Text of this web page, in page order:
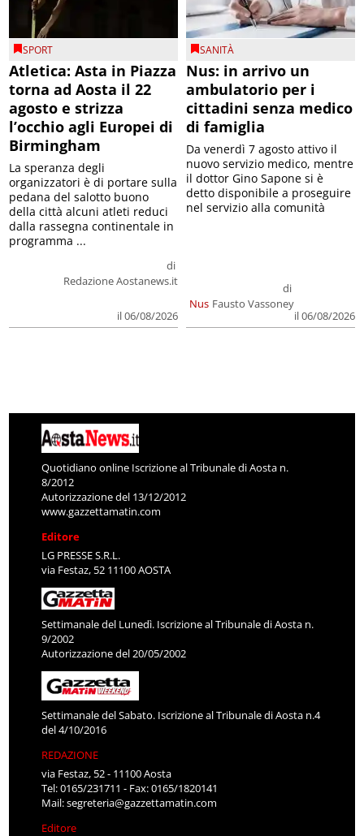
SPORT
Atletica: Asta in Piazza
torna ad Aosta il 22
agosto e strizza
l’occhio agli Europei di
Birmingham
di
Redazione Aostanews.it
il 06/08/2026
La speranza degli
organizzatori è di portare sulla
pedana del salotto buono
della città alcuni atleti reduci
dalla rassegna continentale in
programma ...
SANITÀ
Nus: in arrivo un
ambulatorio per i
cittadini senza medico
di famiglia
Nus
di
Fausto Vassoney
il 06/08/2026
Da venerdì 7 agosto attivo il
nuovo servizio medico, mentre
il dottor Gino Sapone si è
detto disponibile a proseguire
nel servizio alla comunità
Quotidiano online Iscrizione al Tribunale di Aosta n.
8/2012
Autorizzazione del 13/12/2012
www.gazzettamatin.com
Editore
LG PRESSE S.R.L.
via Festaz, 52 11100 AOSTA
Settimanale del Lunedì. Iscrizione al Tribunale di Aosta n.
9/2002
Autorizzazione del 20/05/2002
Settimanale del Sabato. Iscrizione al Tribunale di Aosta n.4
del 4/10/2016
REDAZIONE
via Festaz, 52 - 11100 Aosta
Tel: 0165/231711 - Fax: 0165/1820141
Mail:segreteria@gazzettamatin.com
Editore